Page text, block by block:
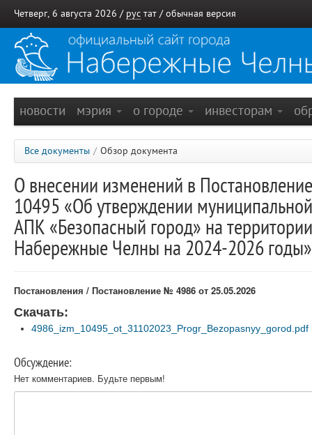
Четверг, 6 августа 2026 / рус тат / обычная версия
новости мэрия о городе инвесторам
Все документы / Обзор документа
О внесении изменений в
10495 «Об утверждении
АПК «Безопасный город» на
Набережные Челны на 2024-2026 годы»
Постановления / Постановление № 4986 от 25.05.2026
Скачать:
4986_izm_10495_ot_31102023_Progr_Bezopasnyy_gorod.pdf
Обсуждение:
Нет комментариев. Будьте первым!